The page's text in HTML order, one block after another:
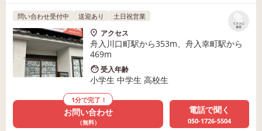
リストに
保存
問い合わせ受付中 送迎あり 土日祝営業
アクセス
舟入川口町駅から353m、舟入幸町駅から
469m
受入年齢
小学生 中学生 高校生
1分で完了！
お問い合わせ
（無料）
電話で聞く
050-1726-5504